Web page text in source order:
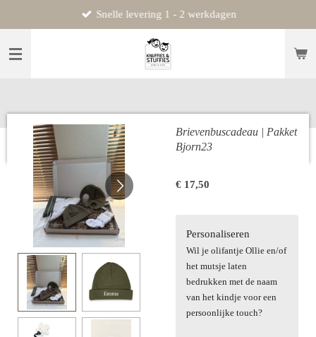
direct
naar
Snelle levering 1 - 2 werkdagen
Brievenbuscadeau | Pakket
Bjorn23
€ 17,50
Personaliseren
Wil je olifantje Ollie en/of
het mutsje laten
bedrukken met de naam
van het kindje voor een
persoonlijke touch?